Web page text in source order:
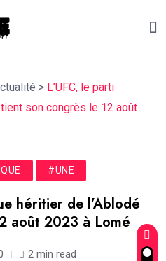
> L’UFC, le parti
son congrès le 12 août
#UNE
héritier de l’Ablodé
août 2023 à Lomé
2 min read